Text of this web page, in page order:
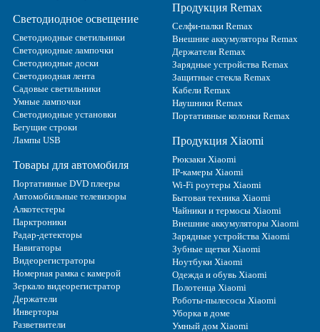
Светодиодное освещение
Светодиодные светильники
Светодиодные лампочки
Светодиодные доски
Светодиодная лента
Садовые светильники
Умные лампочки
Светодиодные установки
Бегущие строки
Лампы USB
Товары для автомобиля
Портативные DVD плееры
Автомобильные телевизоры
Алкотестеры
Парктроники
Радар-детекторы
Навигаторы
Видеорегистраторы
Номерная рамка с камерой
Зеркало видеорегистратор
Держатели
Инверторы
Разветвители
Продукция Remax
Селфи-палки Remax
Внешние аккумуляторы Remax
Держатели Remax
Зарядные устройства Remax
Защитные стекла Remax
Кабели Remax
Наушники Remax
Портативные колонки Remax
Продукция Xiaomi
Рюкзаки Xiaomi
IP-камеры Xiaomi
Wi-Fi роутеры Xiaomi
Бытовая техника Xiaomi
Чайники и термосы Xiaomi
Внешние аккумуляторы Xiaomi
Зарядные устройства Xiaomi
Зубные щетки Xiaomi
Ноутбуки Xiaomi
Одежда и обувь Xiaomi
Полотенца Xiaomi
Роботы-пылесосы Xiaomi
Уборка в доме
Умный дом Xiaomi